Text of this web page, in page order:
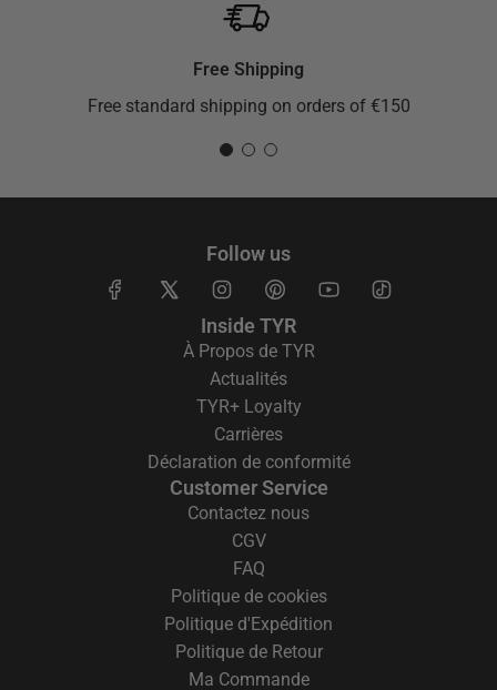
Free Shipping
Free standard shipping on orders of €150
Follow us
Inside TYR
À Propos de TYR
Actualités
TYR+ Loyalty
Carrières
Déclaration de conformité
Customer Service
Contactez nous
CGV
FAQ
Politique de cookies
Politique d'Expédition
Politique de Retour
Ma Commande